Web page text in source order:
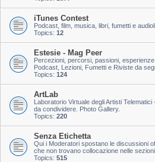
iTunes Contest
Podcast, film, musica, libri, fumetti e
Topics: 12
Estesie - Mag Peer
Percezioni, percorsi, passioni,
Podcast, Lezioni, Fumetti e Riviste da
Topics: 124
ArtLab
Laboratorio Virtuale degli Artisti
da condividere. Photo Gallery.
Topics: 220
Senza Etichetta
Qui i Moderatori spostano le discussioni
che non trovano collocazione nelle
Topics: 515